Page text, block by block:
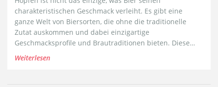
charakteristischen Geschmack verleiht. Es gibt eine
ganze Welt von Biersorten, die ohne die traditionelle
Zutat auskommen und dabei einzigartige
Geschmacksprofile und Brautraditionen bieten. Diese
Biere nutzen eine Vielzahl von Kräutern, Gewürzen und
Weiterlesen